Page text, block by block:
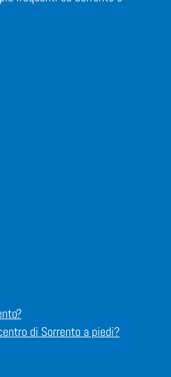
di Sorrento a piedi?